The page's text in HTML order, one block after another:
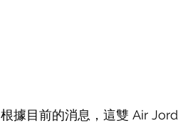
根據目前的消息，這雙 Air